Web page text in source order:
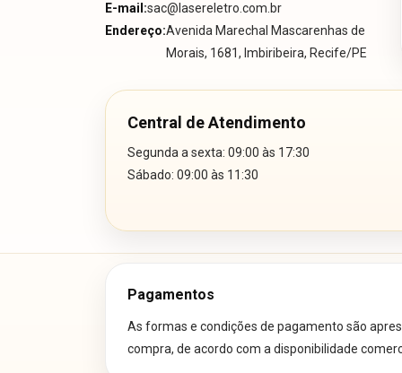
E-mail:sac@lasereletro.com.br
Endereço:Avenida Marechal Mascarenhas de
Morais, 1681, Imbiribeira, Recife/PE
Central de Atendimento
Segunda a sexta: 09:00 às 17:30
Sábado: 09:00 às 11:30
Pagamentos
As formas e condições de pagamento são
compra, de acordo com a disponibilidade